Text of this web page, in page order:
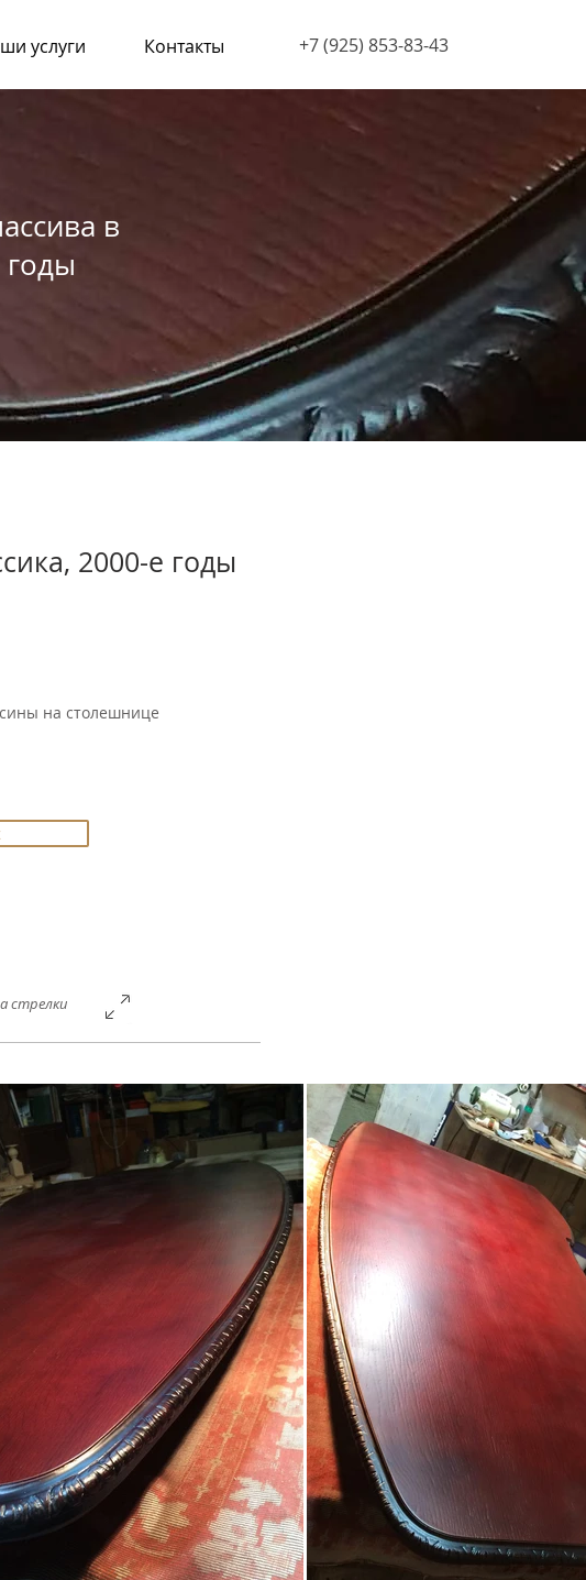
услуги Контакты ‭+7 (925) 853-83-43‬
в
годы
2000-е годы
на столешнице
стрелки